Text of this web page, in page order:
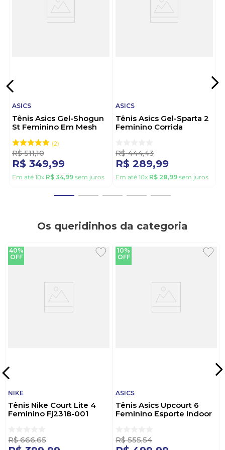
A Asics é uma renomada marca japonesa com mais
de 75 anos de história, famosa globalmente por sua
excelência em tênis de corrida e esportes que
ASICS
Tênis Asics Gel-Shogun
St Feminino Em Mesh
2
R$ 511,10
R$ 349,99
Em até 10x R$ 34,99 sem juros
ASICS
Tênis Asics Gel-Sparta 2
Feminino Corrida
R$ 444,43
R$ 289,99
Em até 10x R$ 28,99 sem juros
Os queridinhos da categoria
40%
OFF
NIKE
Tênis Nike Court Lite 4
Feminino Fj2318-001
R$ 666,65
10%
OFF
ASICS
Tênis Asics Upcourt 6
Feminino Esporte Indoor
R$ 555,54